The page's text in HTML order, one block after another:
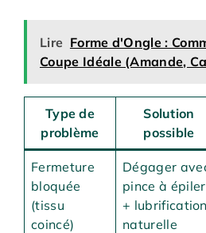
Lire Forme d'Ongle :
Coupe Idéale (Amande,
Type de
problème
Solution
possible
Fermeture
bloquée
(tissu
coincé)
Dégager
pince à épiler
+ lubrification
naturelle